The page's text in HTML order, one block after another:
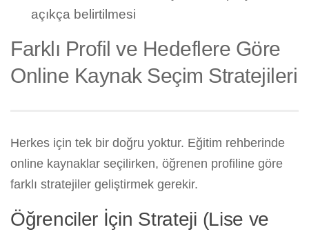
açıkça belirtilmesi
Farklı Profil ve Hedeflere Göre
Online Kaynak Seçim Stratejileri
Herkes için tek bir doğru yoktur. Eğitim rehberinde
online kaynaklar seçilirken, öğrenen profiline göre
farklı stratejiler geliştirmek gerekir.
Öğrenciler İçin Strateji (Lise ve